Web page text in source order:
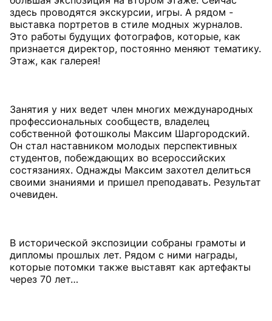
здесь проводятся экскурсии, игры. А рядом -
выставка портретов в стиле модных журналов.
Это работы будущих фотографов, которые, как
признается директор, постоянно меняют тематику.
Этаж, как галерея!
Занятия у них ведет член многих международных
профессиональных сообществ, владелец
собственной фотошколы Максим Шаргородский.
Он стал наставником молодых перспективных
студентов, побеждающих во всероссийских
состязаниях. Однажды Максим захотел делиться
своими знаниями и пришел преподавать. Результат
очевиден.
В исторической экспозиции собраны грамоты и
дипломы прошлых лет. Рядом с ними награды,
которые потомки также выставят как артефакты
через 70 лет…